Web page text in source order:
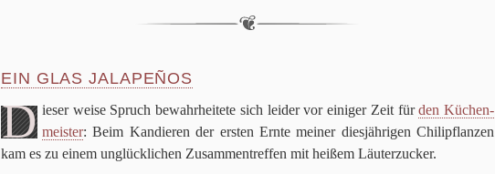
EIN GLAS JALAPEÑOS
D ie­ser weise Spruch bewahr­hei­tete sich lei­der vor eini­ger Zeit fürden Küchen­
mei­ster: Beim Kan­die­ren der ersten Ernte mei­ner dies­jäh­ri­gen Chi­li­pflan­zen
kam es zu einem unglück­li­chen Zusam­men­tref­fen mit hei­ßem Läuterzucker.